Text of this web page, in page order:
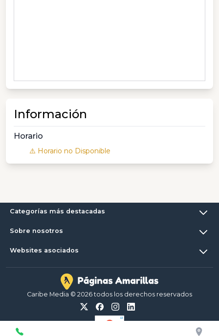
Información
Horario
⚠️ Horario no Disponible
Categorías más destacadas
Sobre nosotros
Websites asociados
Caribe Media © 2026 todos los derechos reservados